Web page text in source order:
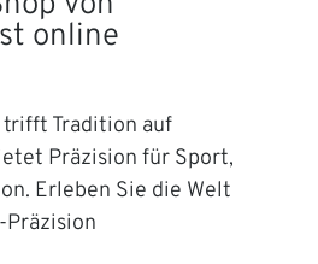
online
trifft Tradition auf
Präzision für Sport,
Erleben Sie die Welt
Präzision